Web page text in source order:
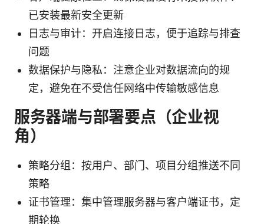
已安装最新安全更新
日志与审计：开启连接日志，便于追踪与排查
问题
数据保护与隐私：注意企业对数据流向的规
定，避免在不受信任网络中传输敏感信息
服务器端与部署要点（企业视
角）
策略分组：按用户、部门、项目分组推送不同
策略
证书管理：集中管理服务器与客户端证书，定
期轮换